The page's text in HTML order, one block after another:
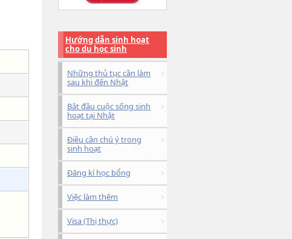
Hướng dẫn sinh hoạt
cho du học sinh
Những thủ tục cần làm
sau khi đến Nhật
Bắt đầu cuộc sống sinh
hoạt tại Nhật
Điều cần chú ý trong
sinh hoạt
Đăng kí học bổng
Việc làm thêm
Visa (Thị thực)